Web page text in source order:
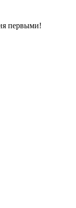
первыми!